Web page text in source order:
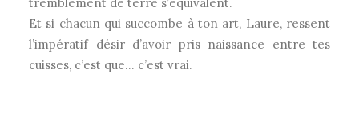
Et si chacun qui succombe à ton art, Laure, ressent
l’impératif désir d’avoir pris naissance entre tes
cuisses, c’est que… c’est vrai.